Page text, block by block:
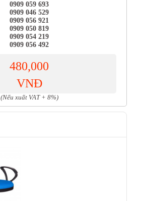
0909 059 693
0909 046 529
0909 056 921
0909 050 819
0909 054 219
0909 056 492
480,000
VNĐ
(Nếu xuất VAT + 8%)